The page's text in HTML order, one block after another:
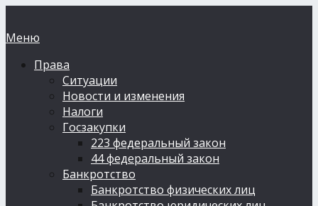
Меню
Права
Ситуации
Новости и изменения
Налоги
Госзакупки
223 федеральный закон
44 федеральный закон
Банкротство
Банкротство физических лиц